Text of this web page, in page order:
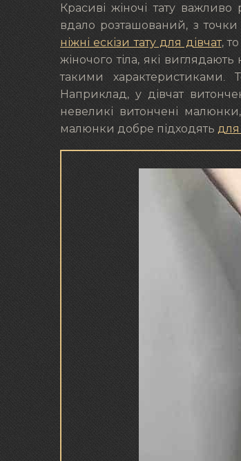
Красиві жіночі тату
вдало розташований, з точки
ніжні ескізи тату для дівчат,
жіночого тіла, які
такими характеристиками.
Наприклад, у дівчат
невеликі витончені малюнки,
малюнки добре підходять для